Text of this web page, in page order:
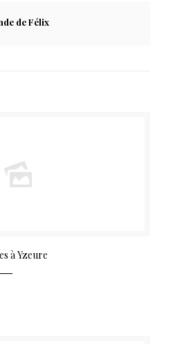
de Félix
à Yzeure